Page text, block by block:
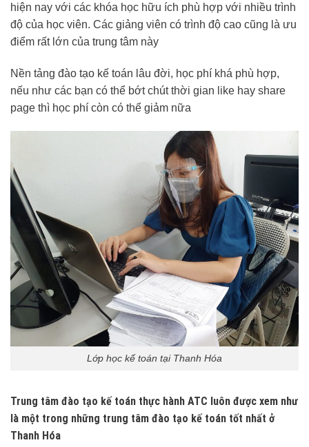
hiện nay với các khóa học hữu ích phù hợp với nhiều trình
độ của học viên. Các giảng viên có trình độ cao cũng là ưu
điểm rất lớn của trung tâm này
Nền tảng đào tạo kế toán lâu đời, học phí khá phù hợp,
nếu như các bạn có thể bớt chút thời gian like hay share
page thì học phí còn có thể giảm nữa
Lớp học kế toán tại Thanh Hóa
Trung tâm đào tạo kế toán thực hành ATC luôn được xem như
là một trong những trung tâm đào tạo kế toán tốt nhất ở
Thanh Hóa